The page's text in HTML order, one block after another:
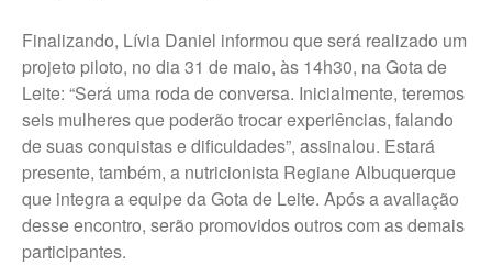
Finalizando, Lívia Daniel informou que será realizado um
projeto piloto, no dia 31 de maio, às 14h30, na Gota de
Leite: “Será uma roda de conversa. Inicialmente, teremos
seis mulheres que poderão trocar experiências, falando
de suas conquistas e dificuldades”, assinalou. Estará
presente, também, a nutricionista Regiane Albuquerque
que integra a equipe da Gota de Leite. Após a avaliação
desse encontro, serão promovidos outros com as demais
participantes.